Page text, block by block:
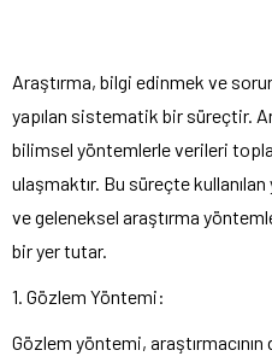
Araştırma, bilgi edinmek ve
yapılan sistematik bir süreçtir.
bilimsel yöntemlerle verileri
ulaşmaktır. Bu süreçte
ve geleneksel araştırma
bir yer tutar.
1. Gözlem Yöntemi:
Gözlem yöntemi,